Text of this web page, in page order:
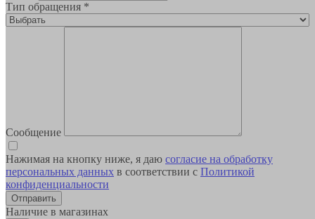
Тип обращения *
Сообщение
Нажимая на кнопку ниже, я даю согласие на обработку
персональных данных в соответствии с Политикой
конфиденциальности
Наличие в магазинах